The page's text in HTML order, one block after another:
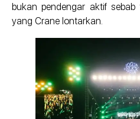
bukan pendengar aktif
yang Crane lontarkan.